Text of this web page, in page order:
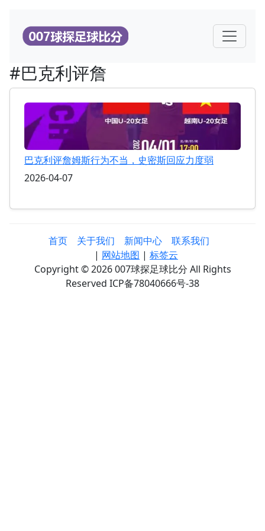
#巴克利评詹
巴克利评詹姆斯行为不当，史密斯回应力度弱
2026-04-07
首页 关于我们 新闻中心
联系我们
| 网站地图 | 标签云
Copyright © 2026 007球探足球比分 All Rights
Reserved ICP备78040666号-38